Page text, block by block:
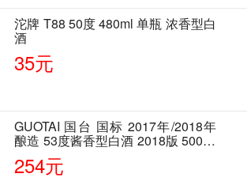
沱牌 T88 50度 480ml 单瓶 浓香型白
酒
35元
GUOTAI 国台 国标 2017年/2018年
酿造 53度酱香型白酒 2018版 500ml
单瓶装
254元